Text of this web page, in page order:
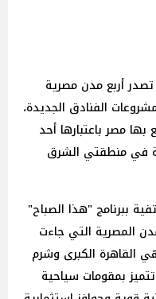
أربع مدن مصرية
الفنادق الجديدة،
مصر باعتبارها أحد
في منطقتي الشرق
ببرنامج "هذا الصباح"
المصرية التي جاءت
القاهرة الكبرى وشرم
بمقومات سياحية